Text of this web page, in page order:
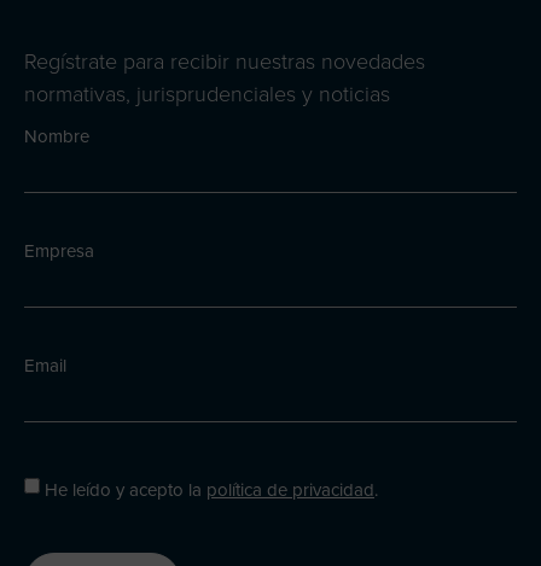
Regístrate para recibir nuestras novedades
normativas, jurisprudenciales y noticias
Nombre
Empresa
Email
He leído y acepto la política de privacidad.